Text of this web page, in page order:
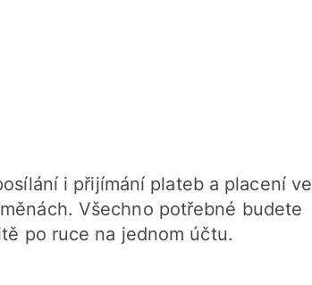
i přijímání plateb a placení ve
Všechno potřebné budete
po ruce na jednom účtu.